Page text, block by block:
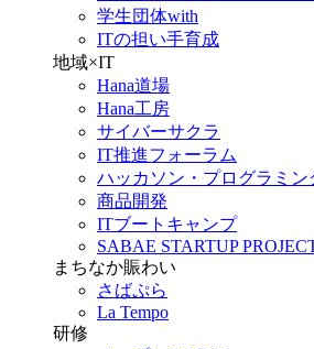
学生団体with
ITの担い手育成
地域×IT
Hana道場
Hana工房
サイバーサクラ
IT推進フォーラム
ハッカソン・プログラミン
商品開発
ITブートキャンプ
SABAE STARTUP
まちなか賑わい
さばぷら
La Tempo
研修